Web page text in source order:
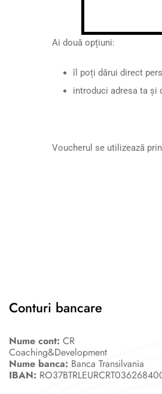
Ai două opțiuni:
îl poți dărui direct
introduci adresa ta și
Voucherul se utilizează
Conturi bancare
Nume cont: CR
Coaching&Development
Nume banca: Banca Transilvania
IBAN: